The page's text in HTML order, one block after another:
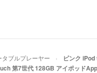
タブルプレーヤー ピンク
第7世代 128GB アイポッド